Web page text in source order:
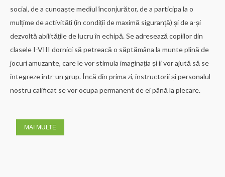
social, de a cunoaște mediul înconjurător, de a participa la o
mulțime de activități (în condițîi de maximă siguranță) și de a-și
dezvoltă abilitățile de lucru în echipă. Se adresează copiilor din
clasele I-VIII dornici să petreacă o săptămâna la munte plină de
jocuri amuzante, care le vor stimula imaginația și ii vor ajută să se
integreze într-un grup. Încă din prima zi, instructorii și personalul
nostru calificat se vor ocupa permanent de ei până la plecare.
MAI MULTE